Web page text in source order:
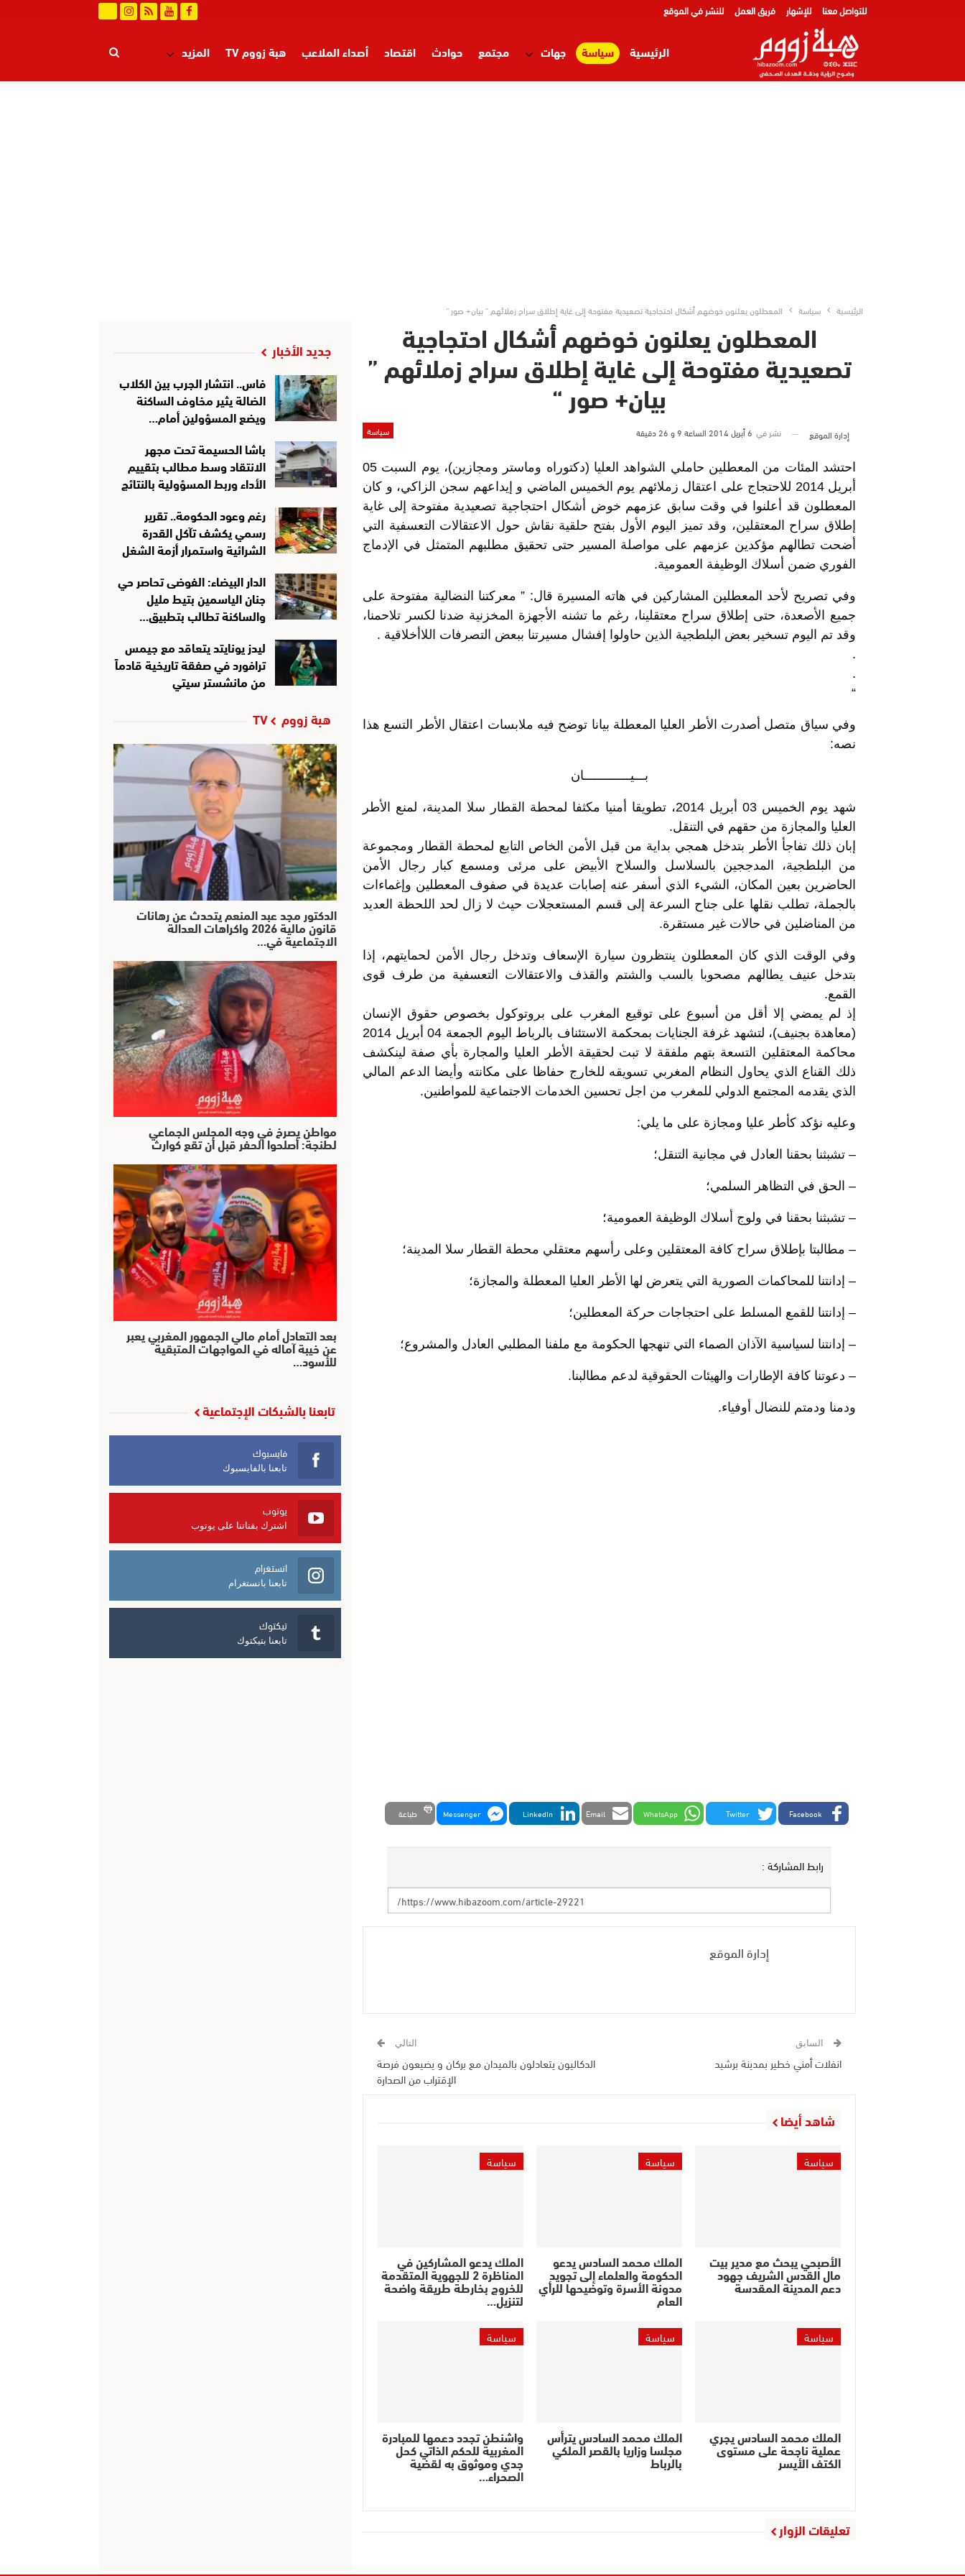
للتواصل معنا للإشهار فريق العمل للنشر في الموقع
الرئيسية سياسة جهات مجتمع حوادث اقتصاد أصداء الملاعب هبة زووم TV المزيد
الرئيسية سياسة المعطلون يعلنون خوضهم أشكال احتجاجية تصعيدية مفتوحة إلى غاية إطلاق سراح زملائهم ” بيان+ صور “
المعطلون يعلنون خوضهم أشكال احتجاجية
تصعيدية مفتوحة إلى غاية إطلاق سراح زملائهم ”
بيان+ صور “
سياسة إدارة الموقع نشر في 6 أبريل 2014 الساعة 9 و 26 دقيقة
احتشد المئات من المعطلين حاملي الشواهد العليا (دكتوراه وماستر ومجازين)، يوم السبت 05
أبريل 2014 للاحتجاج على اعتقال زملائهم يوم الخميس الماضي و إيداعهم سجن الزاكي، و كان
المعطلون قد أعلنوا في وقت سابق عزمهم خوض أشكال احتجاجية تصعيدية مفتوحة إلى غاية
إطلاق سراح المعتقلين، وقد تميز اليوم الأول بفتح حلقية نقاش حول الاعتقالات التعسفية التي
أضحت تطالهم مؤكدين عزمهم على مواصلة المسير حتى تحقيق مطلبهم المتمثل في الإدماج
الفوري ضمن أسلاك الوظيفة العمومية.
وفي تصريح لأحد المعطلين المشاركين في هاته المسيرة قال: ” معركتنا النضالية مفتوحة على
جميع الأصعدة، حتى إطلاق سراح معتقلينا، رغم ما تشنه الأجهزة المخزنية ضدنا لكسر تلاحمنا،
وقد تم اليوم تسخير بعض البلطجية الذين حاولوا إفشال مسيرتنا ببعض التصرفات اللاأخلاقية .
.
.
“
وفي سياق متصل أصدرت الأطر العليا المعطلة بيانا توضح فيه ملابسات اعتقال الأطر التسع هذا
نصه:
بـــيـــــــــــــان
شهد يوم الخميس 03 أبريل 2014، تطويقا أمنيا مكثفا لمحطة القطار سلا المدينة، لمنع الأطر
العليا والمجازة من حقهم في التنقل.
إبان ذلك تفاجأ الأطر بتدخل همجي بداية من قبل الأمن الخاص التابع لمحطة القطار ومجموعة
من البلطجية، المدججين بالسلاسل والسلاح الأبيض على مرئى ومسمع كبار رجال الأمن
الحاضرين بعين المكان، الشيء الذي أسفر عنه إصابات عديدة في صفوف المعطلين وإغماءات
بالجملة، تطلب نقلها على جناح السرعة إلى قسم المستعجلات حيث لا زال لحد اللحظة العديد
من المناضلين في حالات غير مستقرة.
وفي الوقت الذي كان المعطلون ينتظرون سيارة الإسعاف وتدخل رجال الأمن لحمايتهم، إذا
بتدخل عنيف يطالهم مصحوبا بالسب والشتم والقذف والاعتقالات التعسفية من طرف قوى
القمع.
إذ لم يمضي إلا أقل من أسبوع على توقيع المغرب على بروتوكول بخصوص حقوق الإنسان
(معاهدة بجنيف)، لتشهد غرفة الجنايات بمحكمة الاستئناف بالرباط اليوم الجمعة 04 أبريل 2014
محاكمة المعتقلين التسعة بتهم ملفقة لا تبت لحقيقة الأطر العليا والمجارة بأي صفة لينكشف
ذلك القناع الذي يحاول النظام المغربي تسويقه للخارج حفاظا على مكانته وأيضا الدعم المالي
الذي يقدمه المجتمع الدولي للمغرب من اجل تحسين الخدمات الاجتماعية للمواطنين.
وعليه نؤكد كأطر عليا ومجازة على ما يلي:
– تشبثنا بحقنا العادل في مجانية التنقل؛
– الحق في التظاهر السلمي؛
– تشبثنا بحقنا في ولوج أسلاك الوظيفة العمومية؛
– مطالبتا بإطلاق سراح كافة المعتقلين وعلى رأسهم معتقلي محطة القطار سلا المدينة؛
– إدانتنا للمحاكمات الصورية التي يتعرض لها الأطر العليا المعطلة والمجازة؛
– إدانتنا للقمع المسلط على احتجاجات حركة المعطلين؛
– إدانتنا لسياسية الآذان الصماء التي تنهجها الحكومة مع ملفنا المطلبي العادل والمشروع؛
– دعوتنا كافة الإطارات والهيئات الحقوقية لدعم مطالبنا.
ودمنا ودمتم للنضال أوفياء.
Facebook
Twitter
WhatsApp
Email
LinkedIn
Messenger طباعة
رابط المشاركة :
إدارة الموقع
السابق
انفلات أمني خطير بمدينة برشيد
التالي
الدكاليون يتعادلون بالميدان مع بركان و يضيعون فرصة
الإقتراب من الصدارة
شاهد أيضا
سياسة
الأصبحي يبحث مع مدير بيت
مال القدس الشريف جهود
دعم المدينة المقدسة
سياسة
الملك محمد السادس يدعو
الحكومة والعلماء إلى تجويد
مدونة الأسرة وتوضيحها للرأي
العام
سياسة
الملك يدعو المشاركين في
المناظرة 2 للجهوية المتقدمة
للخروج بخارطة طريقة واضحة
لتنزيل…
سياسة
الملك محمد السادس يجري
عملية ناجحة على مستوى
الكتف الأيسر
سياسة
الملك محمد السادس يترأس
مجلسا وزاريا بالقصر الملكي
بالرباط
سياسة
واشنطن تجدد دعمها للمبادرة
المغربية للحكم الذاتي كحل
جدي وموثوق به لقضية
الصحراء…
تعليقات الزوار
جديد الأخبار
فاس.. انتشار الجرب بين الكلاب
الضالة يثير مخاوف الساكنة
ويضع المسؤولين أمام…
باشا الحسيمة تحت مجهر
الانتقاد وسط مطالب بتقييم
الأداء وربط المسؤولية بالنتائج
رغم وعود الحكومة.. تقرير
رسمي يكشف تآكل القدرة
الشرائية واستمرار أزمة الشغل
الدار البيضاء: الفوضى تحاصر حي
جنان الياسمين بتيط مليل
والساكنة تطالب بتطبيق…
ليدز يونايتد يتعاقد مع جيمس
ترافورد في صفقة تاريخية قادماً
من مانشستر سيتي
هبة زووم TV
الدكتور مجد عبد المنعم يتحدث عن رهانات
قانون مالية 2026 واكراهات العدالة
الاجتماعية في…
مواطن يصرخ في وجه المجلس الجماعي
لطنجة: أصلحوا الحفر قبل أن تقع كوارث
بعد التعادل أمام مالي الجمهور المغربي يعبر
عن خيبة آماله في المواجهات المتبقية
للأسود…
تابعنا بالشبكات الإجتماعية
فايسبوك
تابعنا بالفايسبوك
يوتوب
اشترك بقناتنا على يوتوب
انستغرام
تابعنا بانستغرام
تيكتوك
تابعنا بتيكتوك